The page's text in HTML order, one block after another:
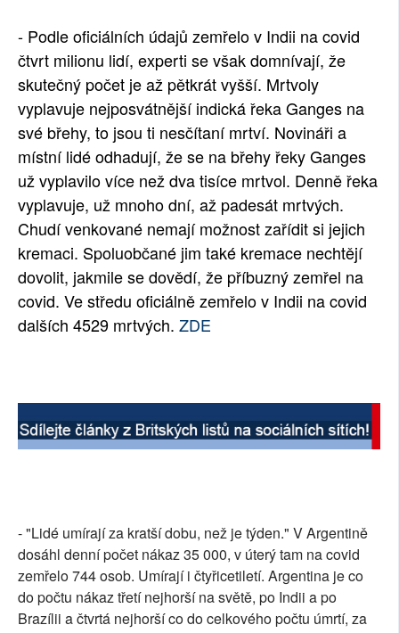
- Podle oficiálních údajů zemřelo v Indii na covid
čtvrt milionu lidí, experti se však domnívají, že
skutečný počet je až pětkrát vyšší. Mrtvoly
vyplavuje nejposvátnější indická řeka Ganges na
své břehy, to jsou ti nesčítaní mrtví. Novináři a
místní lidé odhadují, že se na břehy řeky Ganges
už vyplavilo více než dva tisíce mrtvol. Denně řeka
vyplavuje, už mnoho dní, až padesát mrtvých.
Chudí venkované nemají možnost zařídit si jejich
kremaci. Spoluobčané jim také kremace nechtějí
dovolit, jakmile se dovědí, že příbuzný zemřel na
covid. Ve středu oficiálně zemřelo v Indii na covid
dalších 4529 mrtvých. ZDE
- "Lidé umírají za kratší dobu, než je týden." V Argentině
dosáhl denní počet nákaz 35 000, v úterý tam na covid
zemřelo 744 osob. Umírají i čtyřicetiletí. Argentina je co
do počtu nákaz třetí nejhorší na světě, po Indii a po
Brazílii a čtvrtá nejhorší co do celkového počtu úmrtí, za